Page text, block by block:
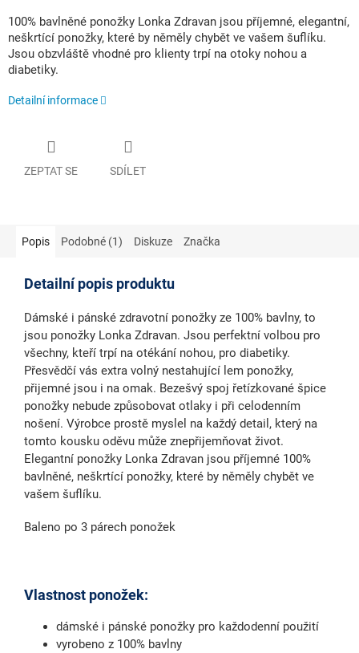
100% bavlněné ponožky Lonka Zdravan jsou příjemné, elegantní,
neškrtící ponožky, které by něměly chybět ve vašem šuflíku.
Jsou obzvláště vhodné pro klienty trpí na otoky nohou a
diabetiky.
Detailní informace
ZEPTAT SE SDÍLET
Popis Podobné (1) Diskuze Značka
Detailní popis produktu
Dámské i pánské zdravotní ponožky ze 100% bavlny, to
jsou ponožky Lonka Zdravan. Jsou perfektní volbou pro
všechny, kteří trpí na otékání nohou, pro diabetiky.
Přesvědčí vás extra volný nestahující lem ponožky,
přijemné jsou i na omak. Bezešvý spoj řetízkované špice
ponožky nebude způsobovat otlaky i při celodenním
nošení. Výrobce prostě myslel na každý detail, který na
tomto kousku oděvu může znepřijemňovat život.
Elegantní ponožky Lonka Zdravan jsou příjemné 100%
bavlněné, neškrtící ponožky, které by něměly chybět ve
vašem šuflíku.
Baleno po 3 párech ponožek
Vlastnost ponožek:
dámské i pánské ponožky pro každodenní použití
vyrobeno z 100% bavlny